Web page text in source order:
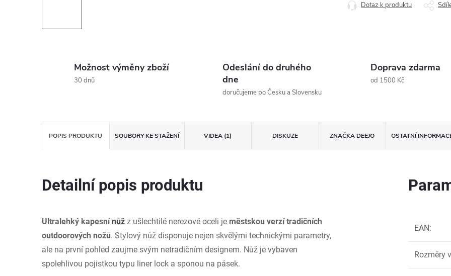
Dotaz k produktu
Možnost výměny zboží
30 dnů
Odeslání do druhého
dne
doručujeme po Česku a Slovensku
Doprava zdarma
od 1500 Kč
POPIS PRODUKTU SOUBORY KE STAŽENÍ VIDEA (1) DISKUZE ZNAČKA DEEJO OSTATNÍ
Detailní popis produktu
Ultralehký kapesnínůž z ušlechtilé nerezové oceli je městskou verzí tradičních
outdoorových nožů. Stylový nůž disponuje nejen skvělými technickými parametry,
ale na první pohled zaujme svým netradičním designem. Nůž je vybaven
spolehlivou pojistkou typu liner lock a sponou na pásek.
EAN:
Rozměry